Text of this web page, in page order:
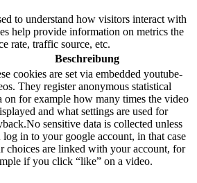
to understand how visitors interact with
help provide information on metrics the
rate, traffic source, etc.
Beschreibung
cookies are set via embedded youtube-
They register anonymous statistical
on for example how many times the video
and what settings are used for
sensitive data is collected unless
log in to your google account, in that case
choices are linked with your account, for
if you click “like” on a video.